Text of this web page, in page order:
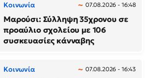
Κοινωνία 07.08.2026 - 16:48
Μαρούσι: Σύλληψη 35χρονου σε
προαύλιο σχολείου με 106
συσκευασίες κάνναβης
Κοινωνία 07.08.2026 - 16:43